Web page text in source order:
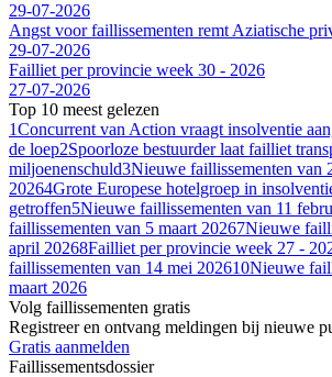
29-07-2026
Angst voor faillissementen remt Aziatische
29-07-2026
Failliet per provincie week 30 - 2026
27-07-2026
Top 10 meest gelezen
1Concurrent van Action vraagt insolventie
de loep2Spoorloze bestuurder laat failliet
miljoenenschuld3Nieuwe faillissementen van
20264Grote Europese hotelgroep in
getroffen5Nieuwe faillissementen van 11
faillissementen van 5 maart 20267Nieuwe
april 20268Failliet per provincie week 27 -
faillissementen van 14 mei 202610Nieuwe
maart 2026
Volg faillissementen gratis
Registreer en ontvang meldingen bij nieuwe
Gratis aanmelden
Faillissementsdossier